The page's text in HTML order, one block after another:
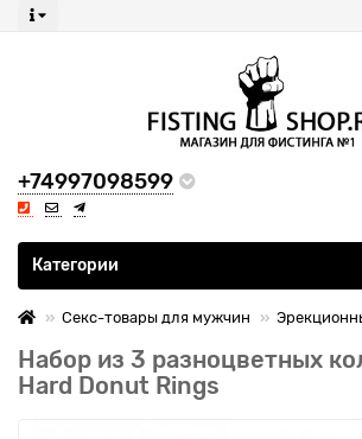
+74997098599
Все категории
Категории
Секс-товары для мужчин
Набор из 3 разноцветных
Hard Donut Rings